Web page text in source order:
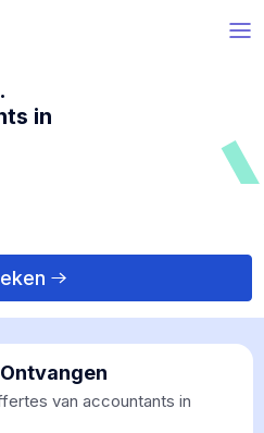
in
van accountants in